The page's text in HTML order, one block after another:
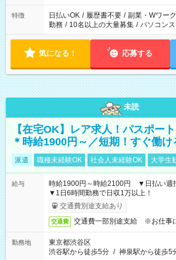
特徴 日払いOK / 履歴書不要 / 副業・Wワー
勤務 / 10名以上の大量募集 / パソコン
気になる！ 応募する
未読
【在宅OK】レア求人！パスポー
＊時給1900円～／短期！すぐ働け
派遣 職種未経験OK 社会人未経験OK 大学生
給与
時給1900円～時給2100円 ▼日払い
▼1日6時間勤務で日収1万以上！
交通費別途支給あり
交通費 交通費一部別途支給 ※お仕事
勤務地
東京都渋谷区
渋谷駅から徒歩5分 / 神泉駅から徒歩5